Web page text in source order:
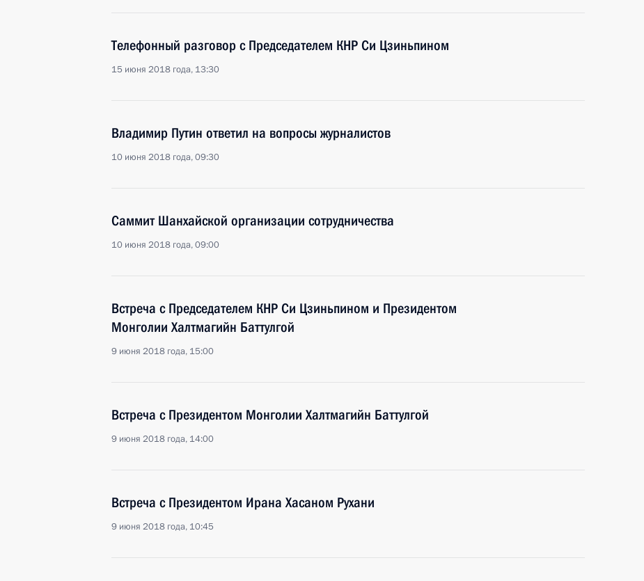
Телефонный разговор с Председателем КНР Си Цзиньпином
15 июня 2018 года, 13:30
Владимир Путин ответил на вопросы журналистов
10 июня 2018 года, 09:30
Саммит Шанхайской организации сотрудничества
10 июня 2018 года, 09:00
Встреча с Председателем КНР Си Цзиньпином и Президентом
Монголии Халтмагийн Баттулгой
9 июня 2018 года, 15:00
Встреча с Президентом Монголии Халтмагийн Баттулгой
9 июня 2018 года, 14:00
Встреча с Президентом Ирана Хасаном Рухани
9 июня 2018 года, 10:45